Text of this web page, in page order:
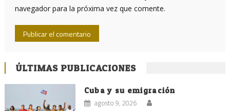
navegador para la próxima vez que comente.
ÚLTIMAS PUBLICACIONES
Cuba y su emigración
agosto 9, 2026